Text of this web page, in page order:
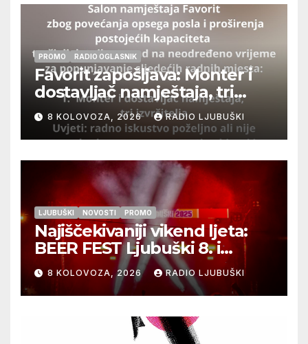
PROMO RADIO OGLASNIK
Favorit zapošljava: Monter i
dostavljač namještaja, tri
izvršitelja
8 KOLOVOZA, 2026 RADIO LJUBUŠKI
LJUBUŠKI NOVOSTI PROMO
Najiščekivaniji vikend ljeta:
BEER FEST Ljubuški 8. i
9.kolovoza
8 KOLOVOZA, 2026 RADIO LJUBUŠKI